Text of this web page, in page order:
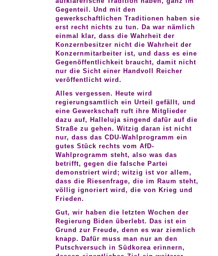
Gegenteil. Und mit den
gewerkschaftlichen Traditionen haben sie
erst recht nichts zu tun. Da war nämlich
einmal klar, dass die Wahrheit der
Konzernbesitzer nicht die Wahrheit der
Konzernmitarbeiter ist, und dass es eine
Gegenöffentlichkeit braucht, damit nicht
nur die Sicht einer Handvoll Reicher
veröffentlicht wird.
Alles vergessen. Heute wird
regierungsamtlich ein Urteil gefällt, und
eine Gewerkschaft ruft ihre Mitglieder
dazu auf, Halleluja singend dafür auf die
Straße zu gehen. Witzig daran ist nicht
nur, dass das CDU-Wahlprogramm ein
gutes Stück rechts vom AfD-
Wahlprogramm steht, also was das
betrifft, gegen die falsche Partei
demonstriert wird; witzig ist vor allem,
dass die Riesenfrage, die im Raum steht,
völlig ignoriert wird, die von Krieg und
Frieden.
Gut, wir haben die letzten Wochen der
Regierung Biden überlebt. Das ist ein
Grund zur Freude, denn es war ziemlich
knapp. Dafür muss man nur an den
Putschversuch in Südkorea erinnern,